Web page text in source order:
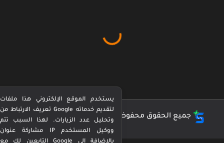
جميع الحقوق محفوظة © كورة بيرفكت Perfect Kora
يستخدم الموقع الإلكتروني هذا ملفات
تعريف الارتباط من Google لتقديم خدماته
وتحليل عدد الزيارات. لهذا السبب تتم
مشاركة عنوان IP ووكيل المستخدم